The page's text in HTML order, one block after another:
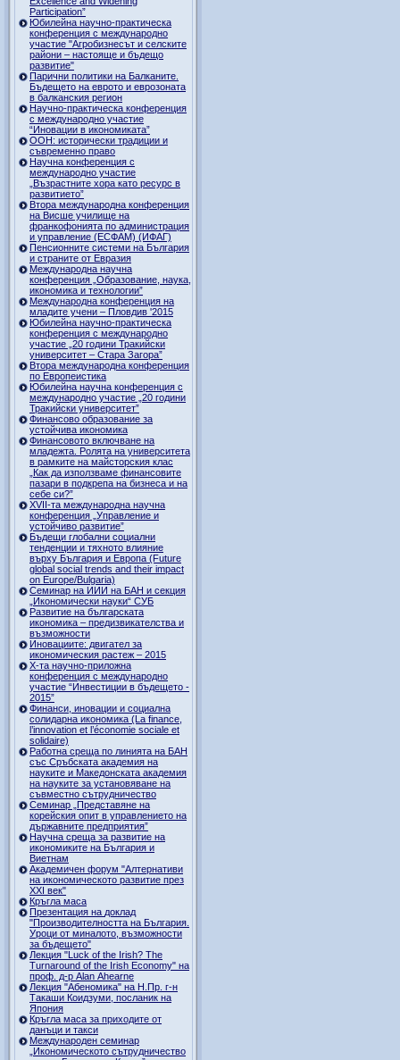
Participation”
Юбилейна научно-практическа
конференция с международно
участие "Агробизнесът и селските
райони – настояще и бъдещо
развитие"
Парични политики на Балканите.
Бъдещето на еврото и еврозоната
в балканския регион
Научно-практическа конференция
с международно участие
“Иновации в икономиката”
ООН: исторически традиции и
съвременно право
Научна конференция с
международно участие
„Възрастните хора като ресурс в
развитието”
Втора международна конференция
на Висше училище на
франкофонията по администрация
и управление (ЕСФАМ) (ИФАГ)
Пенсионните системи на България
и страните от Евразия
Международна научна
конференция „Образование, наука,
икономика и технологии”
Международна конференция на
младите учени – Пловдив '2015
Юбилейна научно-практическа
конференция с международно
участие „20 години Тракийски
университет – Стара Загора”
Втора международна конференция
по Европеистика
Юбилейна научна конференция с
международно участие „20 години
Тракийски университет”
Финансово образование за
устойчива икономика
Финансовото включване на
младежта. Ролята на университета
в рамките на майсторския клас
„Как да използваме финансовите
пазари в подкрепа на бизнеса и на
себе си?”
XVII-та международна научна
конференция „Управление и
устойчиво развитие”
Бъдещи глобални социални
тенденции и тяхното влияние
върху България и Европа (Future
global social trends and their impact
on Europe/Bulgaria)
Семинар на ИИИ на БАН и секция
„Икономически науки“ СУБ
Развитие на българската
икономика – предизвикателства и
възможности
Иновациите: двигател за
икономическия растеж – 2015
Х-та научно-приложна
конференция с международно
участие “Инвестиции в бъдещето -
2015”
Финанси, иновации и социална
солидарна икономика (La finance,
l’innovation et l’économie sociale et
solidaire)
Работна среща по линията на БАН
със Сръбската академия на
науките и Македонската академия
на науките за установяване на
съвместно сътрудничество
Семинар „Представяне на
корейския опит в управлението на
държавните предприятия”
Научна среща за развитие на
икономиките на България и
Виетнам
Академичен форум "Алтернативи
на икономическото развитие през
XXI век"
Кръгла маса
Презентация на доклад
"Производителността на България.
Уроци от миналото, възможности
за бъдещето"
Лекция "Luck of the Irish? The
Turnaround of the Irish Economy" на
проф. д-р Alan Ahearne
Лекция "Абеномика" на Н.Пр. г-н
Такаши Коидзуми, посланик на
Япония
Кръгла маса за приходите от
данъци и такси
Международен семинар
„Икономическото сътрудничество